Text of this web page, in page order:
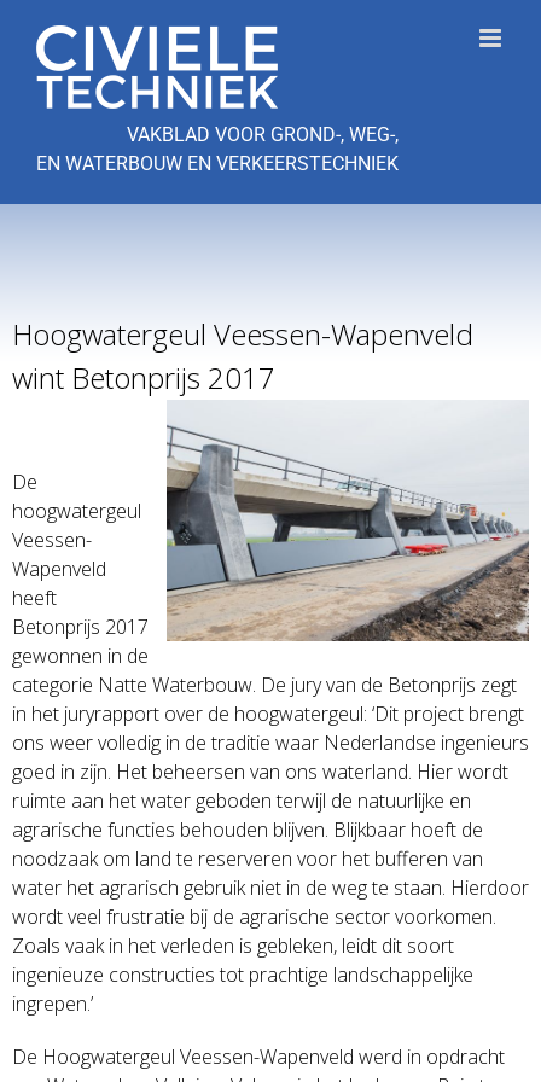
naar
inhoud
VAKBLAD VOOR GROND-, WEG-,
EN WATERBOUW EN VERKEERSTECHNIEK
Hoogwatergeul Veessen-Wapenveld
wint Betonprijs 2017
De
hoogwatergeul
Veessen-
Wapenveld
heeft
Betonprijs 2017
gewonnen in de
categorie Natte Waterbouw. De jury van de Betonprijs zegt
in het juryrapport over de hoogwatergeul: ‘Dit project brengt
ons weer volledig in de traditie waar Nederlandse ingenieurs
goed in zijn. Het beheersen van ons waterland. Hier wordt
ruimte aan het water geboden terwijl de natuurlijke en
agrarische functies behouden blijven. Blijkbaar hoeft de
noodzaak om land te reserveren voor het bufferen van
water het agrarisch gebruik niet in de weg te staan. Hierdoor
wordt veel frustratie bij de agrarische sector voorkomen.
Zoals vaak in het verleden is gebleken, leidt dit soort
ingenieuze constructies tot prachtige landschappelijke
ingrepen.’
De Hoogwatergeul Veessen-Wapenveld werd in opdracht